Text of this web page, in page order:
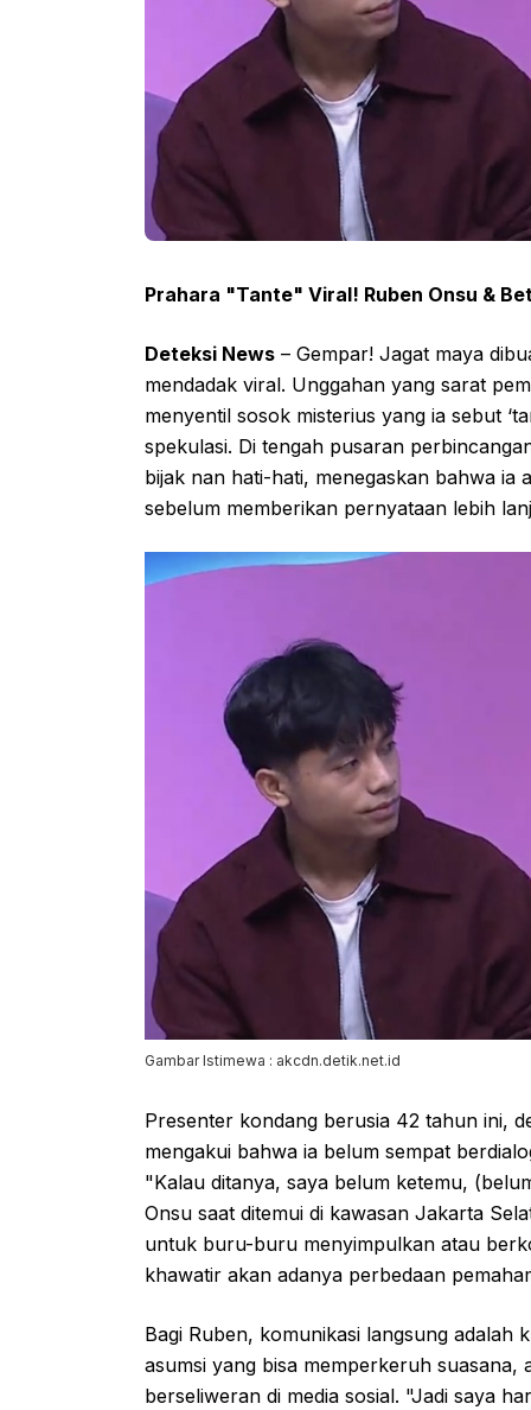
Prahara "Tante" Viral! Ruben Onsu &
Deteksi News – Gempar! Jagat maya
mendadak viral. Unggahan yang sarat
menyentil sosok misterius yang ia sebut
spekulasi. Di tengah pusaran
bijak nan hati-hati, menegaskan bahwa
sebelum memberikan pernyataan lebih
Gambar Istimewa : akcdn.detik.net.id
Presenter kondang berusia 42 tahun ini,
mengakui bahwa ia belum sempat
"Kalau ditanya, saya belum ketemu,
Onsu saat ditemui di kawasan Jakarta
untuk buru-buru menyimpulkan atau
khawatir akan adanya perbedaan
Bagi Ruben, komunikasi langsung adalah
asumsi yang bisa memperkeruh suasana,
berseliweran di media sosial. "Jadi saya